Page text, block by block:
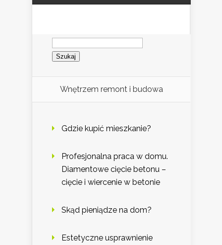
Szukaj:
Wnętrzem remont i budowa
Gdzie kupić mieszkanie?
Profesjonalna praca w domu.
Diamentowe cięcie betonu –
cięcie i wiercenie w betonie
Skąd pieniądze na dom?
Estetyczne usprawnienie